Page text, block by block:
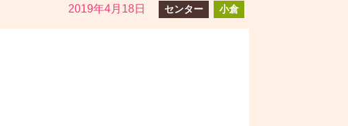
2019年4月18日 センター 小倉